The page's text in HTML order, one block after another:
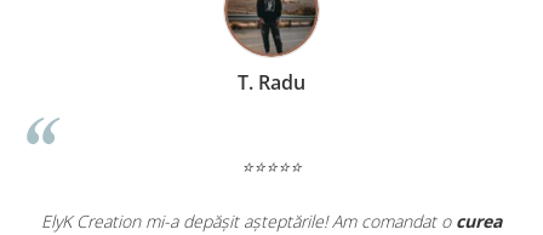
Gravura se șterge în timp?Nu, gravura laser este
permanentă, fiind realizată prin îndepărtarea unui strat fin de
Este prea scump față de portofelele din magazin?
Pot returna un produs personalizat?
calitatea execuției și a materialelor folosite.
T. Radu
⭐⭐⭐⭐⭐
ElyK Creation mi-a depășit așteptările! Am comandat o curea